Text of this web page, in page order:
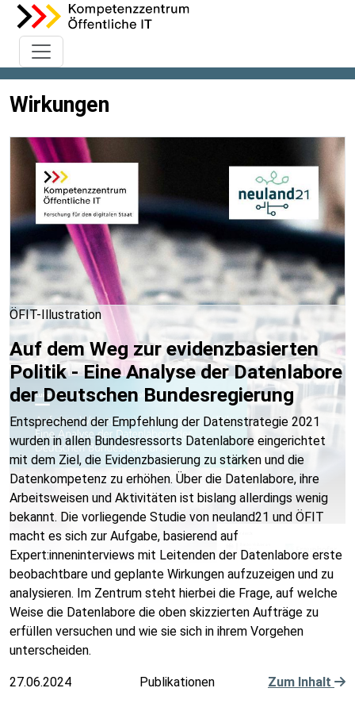
Wirkungen
ÖFIT-Illustration
Auf dem Weg zur evidenzbasierten
Politik - Eine Analyse der Datenlabore
der Deutschen Bundesregierung
Entsprechend der Empfehlung der Datenstrategie 2021
wurden in allen Bundesressorts Datenlabore eingerichtet
mit dem Ziel, die Evidenzbasierung zu stärken und die
Datenkompetenz zu erhöhen. Über die Datenlabore, ihre
Arbeitsweisen und Aktivitäten ist bislang allerdings wenig
bekannt. Die vorliegende Studie von neuland21 und ÖFIT
macht es sich zur Aufgabe, basierend auf
Expert:inneninterviews mit Leitenden der Datenlabore erste
beobachtbare und geplante Wirkungen aufzuzeigen und zu
analysieren. Im Zentrum steht hierbei die Frage, auf welche
Weise die Datenlabore die oben skizzierten Aufträge zu
erfüllen versuchen und wie sie sich in ihrem Vorgehen
unterscheiden.
27.06.2024 Publikationen Zum Inhalt